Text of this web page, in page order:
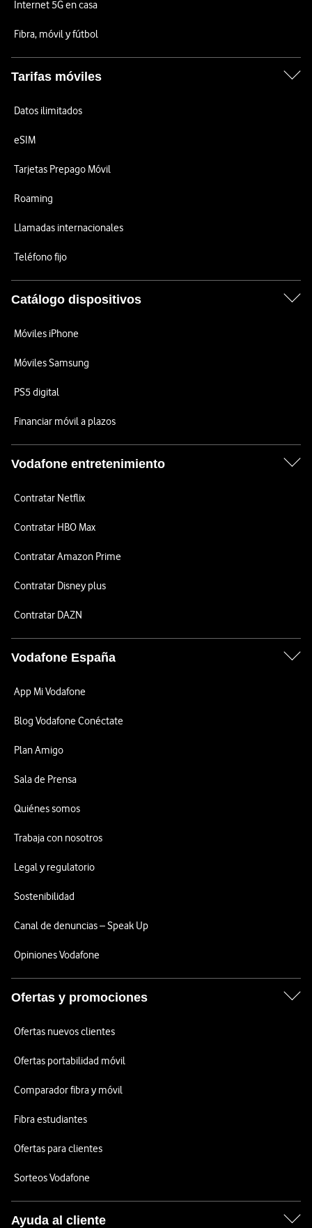
Internet 5G en casa
Fibra, móvil y fútbol
Tarifas móviles
Datos ilimitados
eSIM
Tarjetas Prepago Móvil
Roaming
Llamadas internacionales
Teléfono fijo
Catálogo dispositivos
Móviles iPhone
Móviles Samsung
PS5 digital
Financiar móvil a plazos
Vodafone entretenimiento
Contratar Netflix
Contratar HBO Max
Contratar Amazon Prime
Contratar Disney plus
Contratar DAZN
Vodafone España
App Mi Vodafone
Blog Vodafone Conéctate
Plan Amigo
Sala de Prensa
Quiénes somos
Trabaja con nosotros
Legal y regulatorio
Sostenibilidad
Canal de denuncias – Speak Up
Opiniones Vodafone
Ofertas y promociones
Ofertas nuevos clientes
Ofertas portabilidad móvil
Comparador fibra y móvil
Fibra estudiantes
Ofertas para clientes
Sorteos Vodafone
Ayuda al cliente